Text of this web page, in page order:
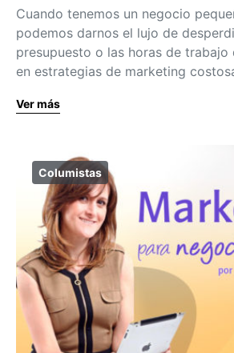
Cuando tenemos un negocio
podemos darnos el lujo de
presupuesto o las horas de trabajo
en estrategias de marketing
Ver más
Columistas